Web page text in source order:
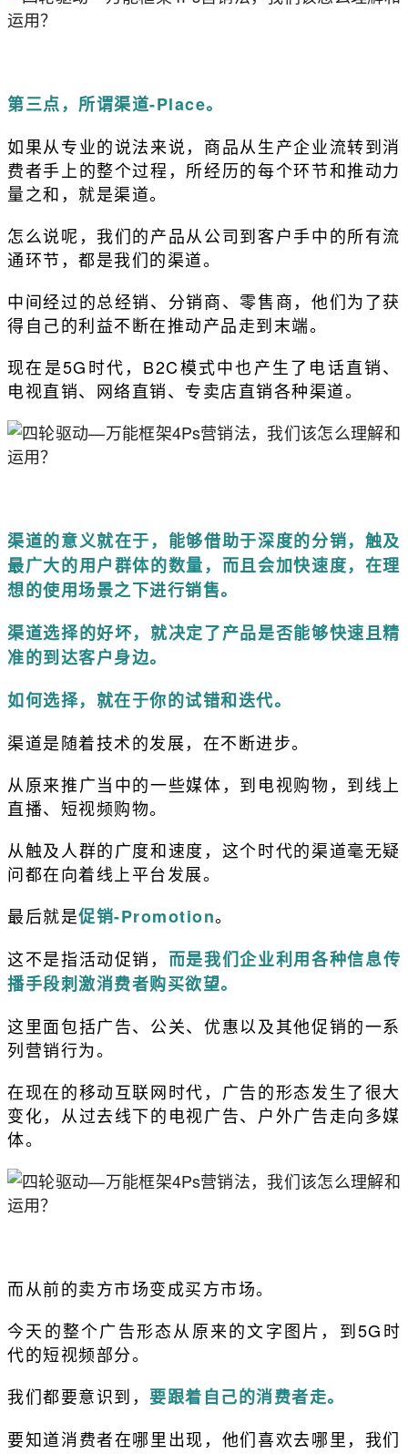
第三点，所谓渠道-Place。
如果从专业的说法来说，商品从生产企业流转到消
费者手上的整个过程，所经历的每个环节和推动力
量之和，就是渠道。
怎么说呢，我们的产品从公司到客户手中的所有流
通环节，都是我们的渠道。
中间经过的总经销、分销商、零售商，他们为了获
得自己的利益不断在推动产品走到末端。
现在是5G时代，B2C模式中也产生了电话直销、
电视直销、网络直销、专卖店直销各种渠道。
渠道的意义就在于，能够借助于深度的分销，触及
最广大的用户群体的数量，而且会加快速度，在理
想的使用场景之下进行销售。
渠道选择的好坏，就决定了产品是否能够快速且精
准的到达客户身边。
如何选择，就在于你的试错和迭代。
渠道是随着技术的发展，在不断进步。
从原来推广当中的一些媒体，到电视购物，到线上
直播、短视频购物。
从触及人群的广度和速度，这个时代的渠道毫无疑
问都在向着线上平台发展。
最后就是促销-Promotion。
这不是指活动促销， 而是我们企业利用各种信息传
播手段刺激消费者购买欲望。
这里面包括广告、公关、优惠以及其他促销的一系
列营销行为。
在现在的移动互联网时代，广告的形态发生了很大
变化，从过去线下的电视广告、户外广告走向多媒
体。
而从前的卖方市场变成买方市场。
今天的整个广告形态从原来的文字图片，到5G时
代的短视频部分。
我们都要意识到， 要跟着自己的消费者走。
要知道消费者在哪里出现，他们喜欢去哪里，我们